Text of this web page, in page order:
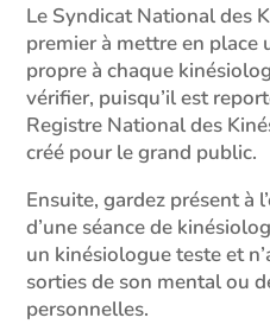
Le Syndicat National des
premier à mettre en place
propre à chaque
vérifier, puisqu’il est
Registre National des
créé pour le grand public.
Ensuite, gardez présent à
d’une séance de
un kinésiologue teste et
sorties de son mental ou
personnelles.